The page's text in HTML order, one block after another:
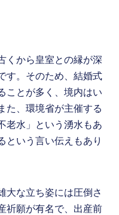
くから皇室との縁が深
す。そのため、結婚式
ことが多く、境内はい
た、環境省が主催する
老水」という湧水もあ
という言い伝えもあり
大な立ち姿には圧倒さ
祈願が有名で、出産前